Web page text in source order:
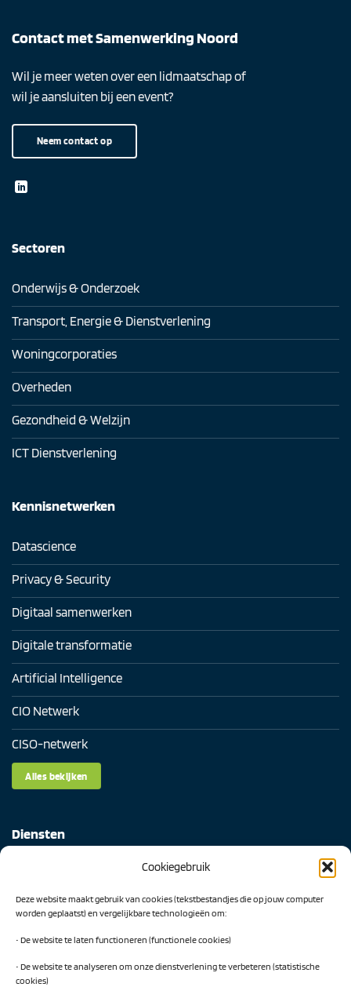
Cookiegebruik
Deze website maakt gebruik van cookies (tekstbestandjes die op jouw computer
worden geplaatst) en vergelijkbare technologieën om:
• De website te laten functioneren (functionele cookies)
• De website te analyseren om onze dienstverlening te verbeteren (statistische
cookies)
Contact met Samenwerking Noord
Wil je meer weten over een lidmaatschap of
wil je aansluiten bij een event?
Neem contact op
Sectoren
Onderwijs & Onderzoek
Transport, Energie & Dienstverlening
Woningcorporaties
Overheden
Gezondheid & Welzijn
ICT Dienstverlening
Kennisnetwerken
Datascience
Privacy & Security
Digitaal samenwerken
Digitale transformatie
Artificial Intelligence
CIO Netwerk
CISO-netwerk
Alles bekijken
Diensten
AI Readiness Scan
Traineeship SN Data & AI
Projecten